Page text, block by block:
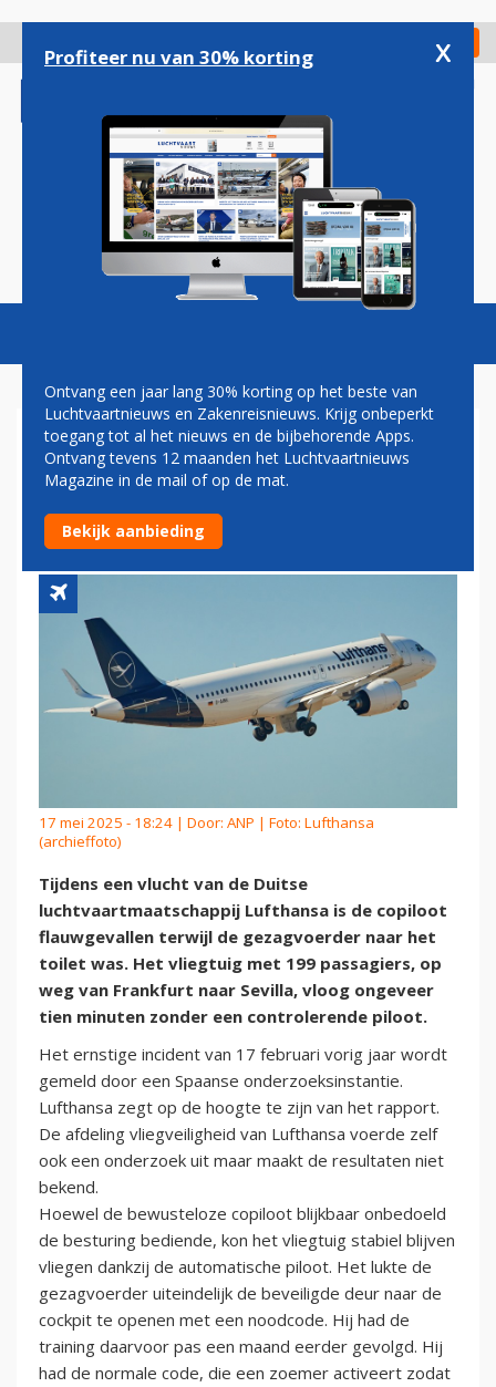
gaan
Check in
Magazine Podcasts Vacatures
LUFTHANSA-TOESTEL VLIEGT
TIEN MINUTEN ZONDER
CONTROLE PILOOT
17 mei 2025 - 18:24 | Door: ANP | Foto: Lufthansa
(archieffoto)
Tijdens een vlucht van de Duitse
luchtvaartmaatschappij Lufthansa is de copiloot
flauwgevallen terwijl de gezagvoerder naar het
toilet was. Het vliegtuig met 199 passagiers, op
weg van Frankfurt naar Sevilla, vloog ongeveer
tien minuten zonder een controlerende piloot.
Het ernstige incident van 17 februari vorig jaar wordt
gemeld door een Spaanse onderzoeksinstantie.
Lufthansa zegt op de hoogte te zijn van het rapport.
De afdeling vliegveiligheid van Lufthansa voerde zelf
ook een onderzoek uit maar maakt de resultaten niet
bekend.
Hoewel de bewusteloze copiloot blijkbaar onbedoeld
de besturing bediende, kon het vliegtuig stabiel blijven
vliegen dankzij de automatische piloot. Het lukte de
gezagvoerder uiteindelijk de beveiligde deur naar de
cockpit te openen met een noodcode. Hij had de
training daarvoor pas een maand eerder gevolgd. Hij
had de normale code, die een zoemer activeert zodat
Profiteer nu van 30% korting x
Ontvang een jaar lang 30% korting op het beste van
Luchtvaartnieuws en Zakenreisnieuws. Krijg onbeperkt
toegang tot al het nieuws en de bijbehorende Apps.
Ontvang tevens 12 maanden het Luchtvaartnieuws
Magazine in de mail of op de mat.
Bekijk aanbieding